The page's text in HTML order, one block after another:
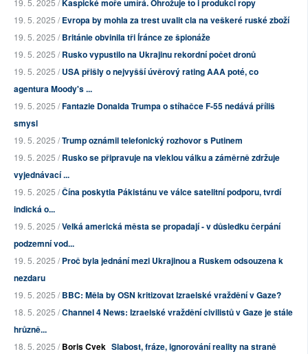
19. 5. 2025 /Kaspické moře umírá. Ohrožuje to i produkci ropy
19. 5. 2025 /Evropa by mohla za trest uvalit cla na veškeré ruské zboží
19. 5. 2025 /Británie obvinila tři Íránce ze špionáže
19. 5. 2025 /Rusko vypustilo na Ukrajinu rekordní počet dronů
19. 5. 2025 /USA přišly o nejvyšší úvěrový rating AAA poté, co
agentura Moody's ...
19. 5. 2025 /Fantazie Donalda Trumpa o stíhačce F-55 nedává příliš
smysl
19. 5. 2025 /Trump oznámil telefonický rozhovor s Putinem
19. 5. 2025 /Rusko se připravuje na vleklou válku a záměrně zdržuje
vyjednávací ...
19. 5. 2025 /Čína poskytla Pákistánu ve válce satelitní podporu, tvrdí
indická o...
19. 5. 2025 /Velká americká města se propadají - v důsledku čerpání
podzemní vod...
19. 5. 2025 /Proč byla jednání mezi Ukrajinou a Ruskem odsouzena k
nezdaru
19. 5. 2025 /BBC: Měla by OSN kritizovat Izraelské vraždění v Gaze?
18. 5. 2025 /Channel 4 News: Izraelské vraždění civilistů v Gaze je stále
hrůzně...
18. 5. 2025 /Boris Cvek Slabost, fráze, ignorování reality na straně